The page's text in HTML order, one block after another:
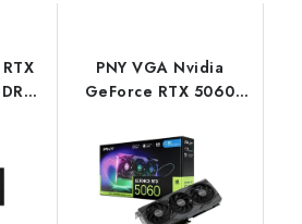
4x
PNY VGA Nvidia
GeForce RTX 5060
8GB GDDR7, 3xDP,
1xHDMI
VCG50608TFXXPB1-O